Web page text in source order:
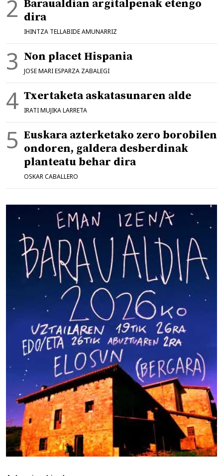
Baraualdian argitalpenak etengo
dira
IHINTZA TELLABIDE AMUNARRIZ
Non placet Hispania
JOSE MARI ESPARZA ZABALEGI
Txertaketa askatasunaren alde
IRATI MUJIKA LARRETA
Euskara azterketako zero borobilen
ondoren, galdera desberdinak
planteatu behar dira
OSKAR CABALLERO